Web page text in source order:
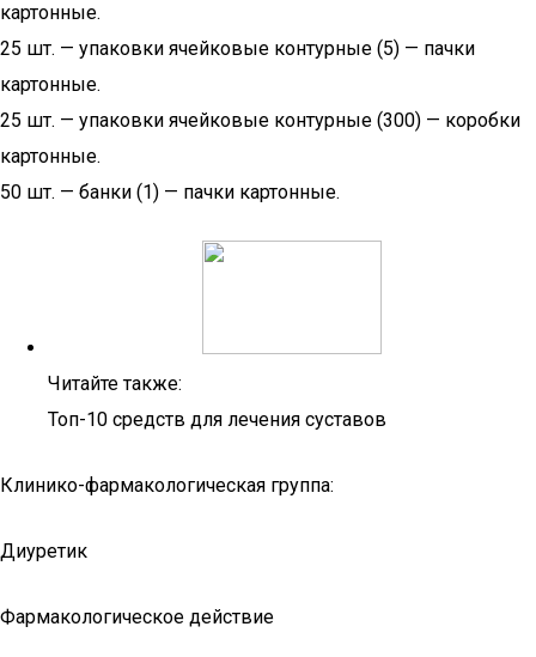
картонные.
25 шт. — упаковки ячейковые контурные (5) — пачки
картонные.
25 шт. — упаковки ячейковые контурные (300) — коробки
картонные.
50 шт. — банки (1) — пачки картонные.
Читайте также:
Топ-10 средств для лечения суставов
Клинико-фармакологическая группа:
Диуретик
Фармакологическое действие